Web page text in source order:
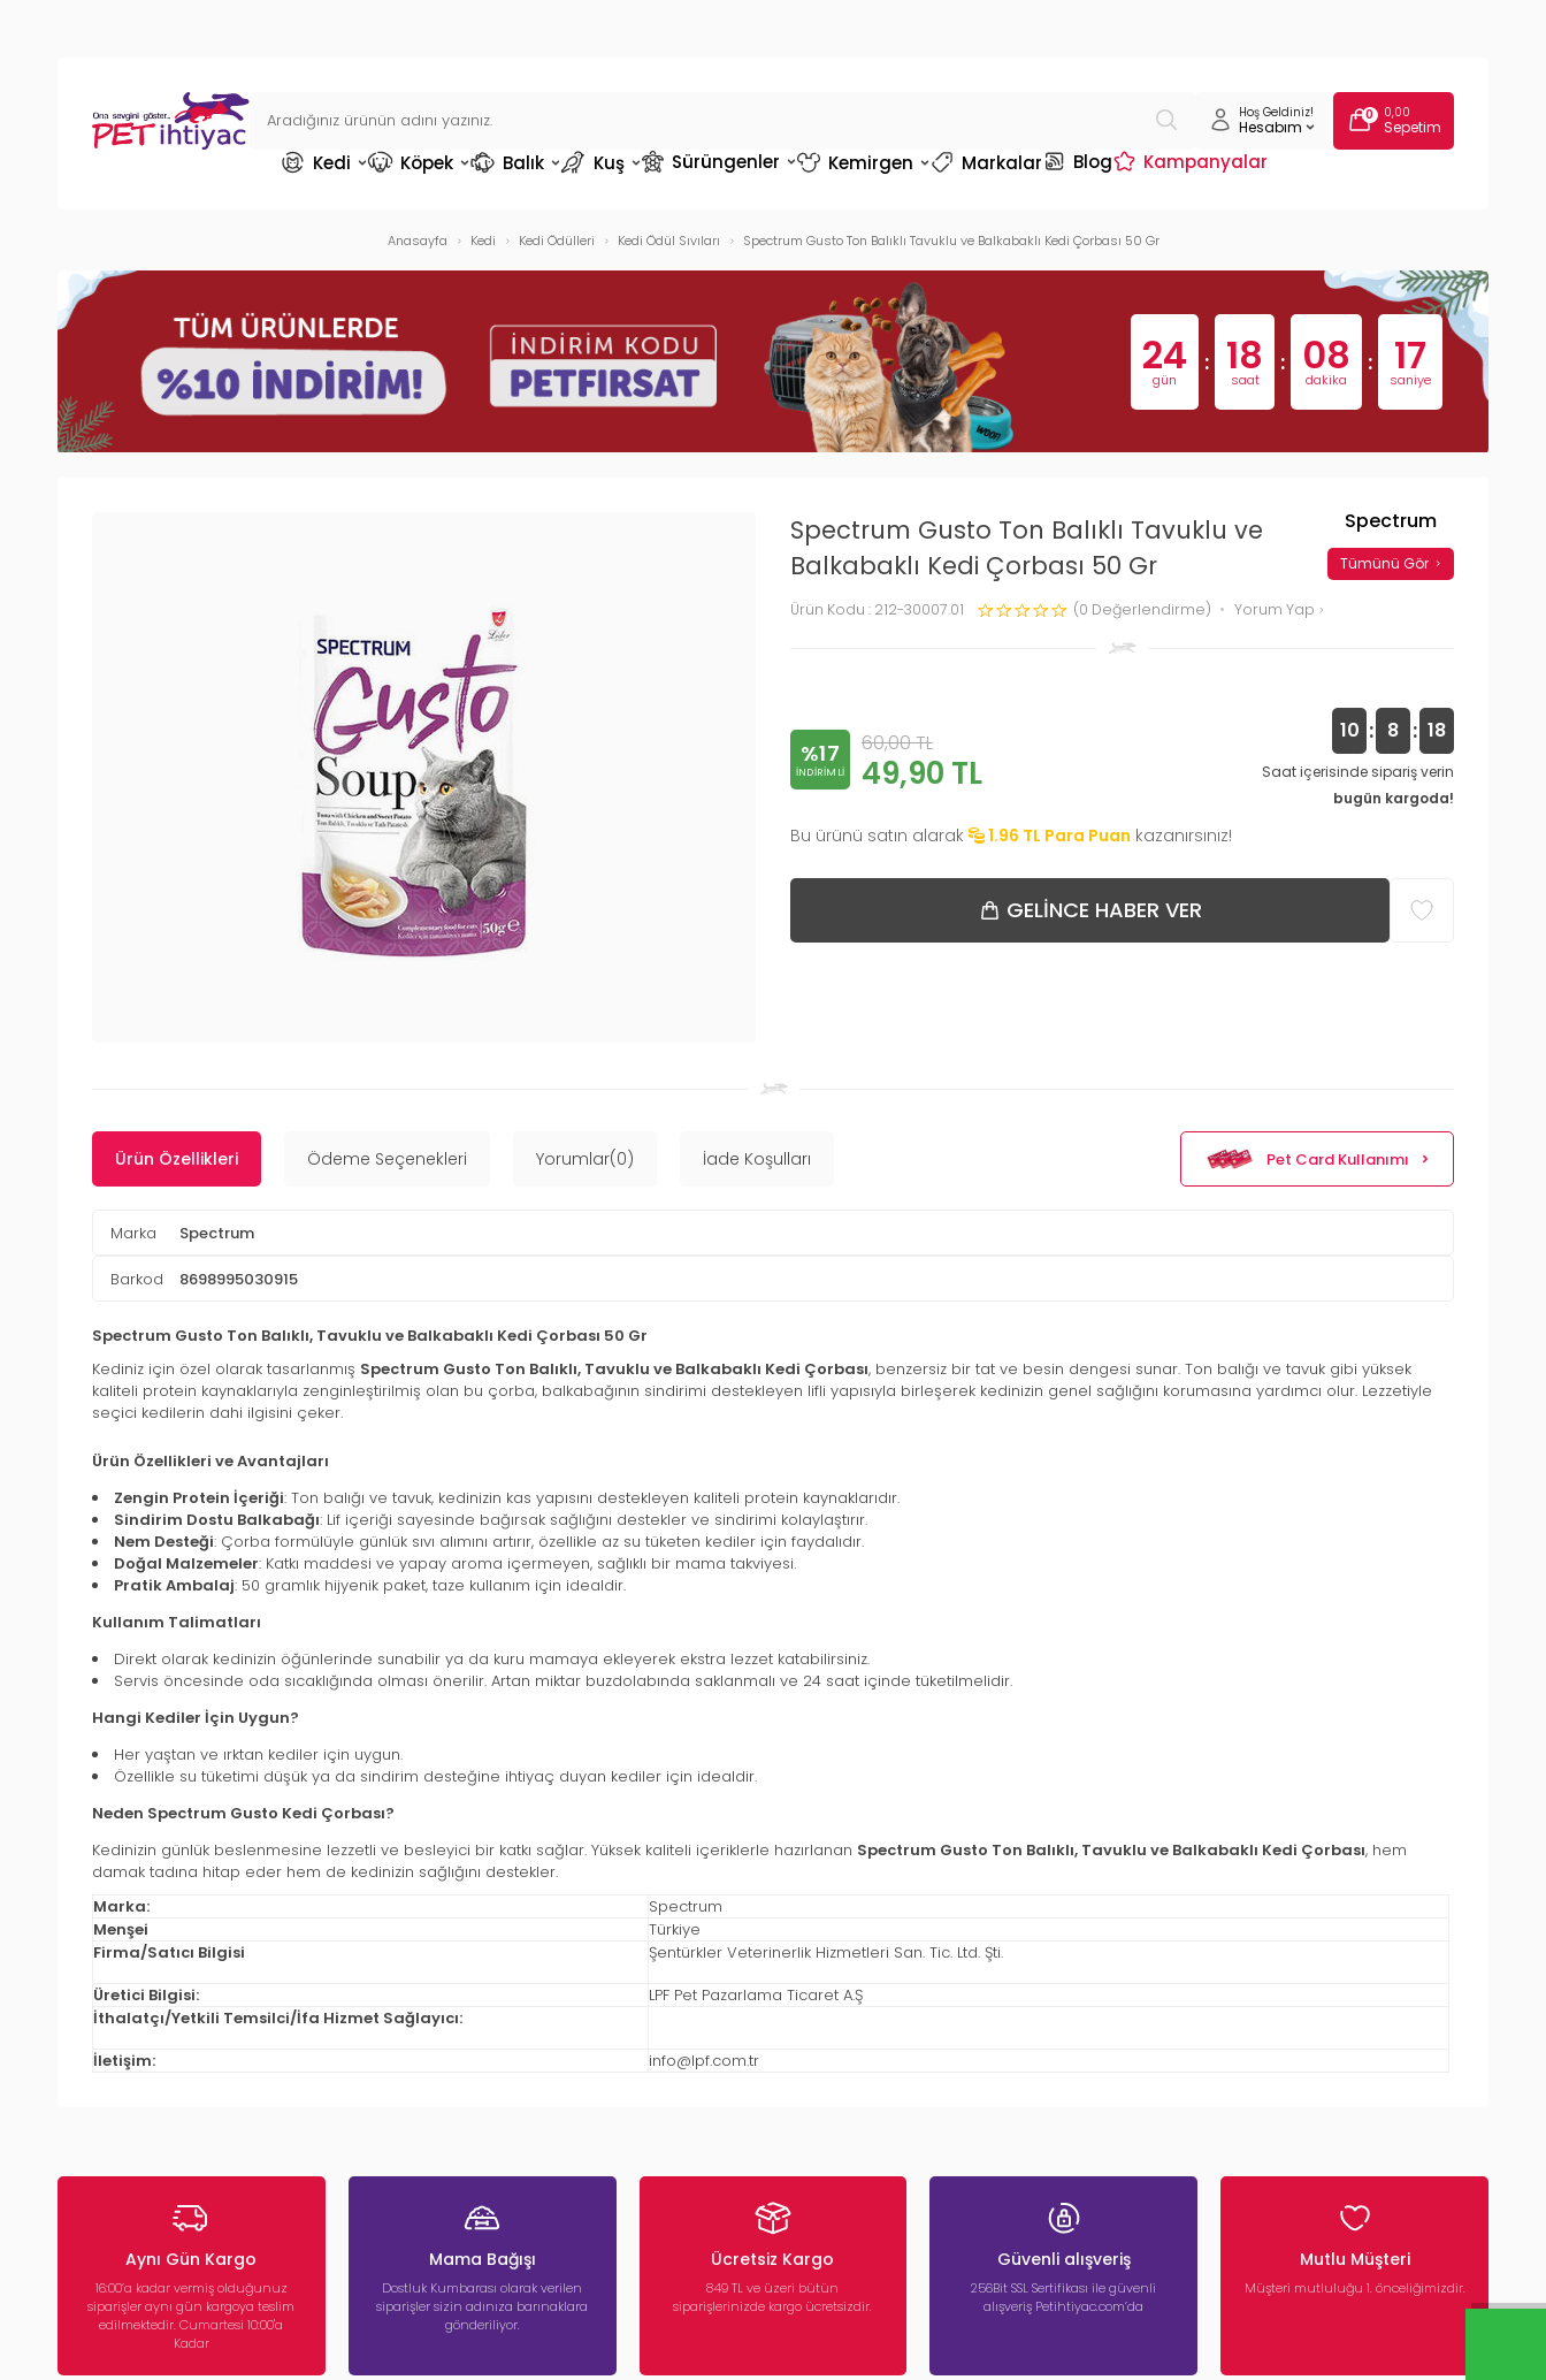
Hoş Geldiniz!
Hesabım
0 0,00
Sepetim
Kedi Köpek Balık Kuş Sürüngenler Kemirgen Markalar Blog Kampanyalar
Anasayfa Kedi Kedi Ödülleri Kedi Ödül Sıvıları Spectrum Gusto Ton Balıklı Tavuklu ve Balkabaklı Kedi Çorbası 50 Gr
24
gün
: 18
saat
: 08
dakika
: 16
saniye
Spectrum Gusto Ton Balıklı Tavuklu ve
Balkabaklı Kedi Çorbası 50 Gr
Ürün Kodu : 212-30007.01 (0 Değerlendirme) Yorum Yap
Spectrum
Tümünü Gör
%17
INDIRIMLI
60,00TL
49,90 TL
10 : 8 : 17
Saat içerisinde sipariş verin
bugün kargoda!
Bu ürünü satın alarak 1.96 TL Para Puan kazanırsınız!
GELINCE HABER VER
Ürün Özellikleri Ödeme Seçenekleri Yorumlar(0) İade Koşulları Pet Card Kullanımı
Marka Spectrum
Barkod 8698995030915
Spectrum Gusto Ton Balıklı, Tavuklu ve Balkabaklı Kedi Çorbası 50 Gr
Kediniz için özel olarak tasarlanmış Spectrum Gusto Ton Balıklı, Tavuklu ve Balkabaklı Kedi Çorbası, benzersiz bir tat ve besin dengesi sunar. Ton balığı ve tavuk gibi yüksek
kaliteli protein kaynaklarıyla zenginleştirilmiş olan bu çorba, balkabağının sindirimi destekleyen lifli yapısıyla birleşerek kedinizin genel sağlığını korumasına yardımcı olur. Lezzetiyle
seçici kedilerin dahi ilgisini çeker.
Ürün Özellikleri ve Avantajları
Zengin Protein İçeriği: Ton balığı ve tavuk, kedinizin kas yapısını destekleyen kaliteli protein kaynaklarıdır.
Sindirim Dostu Balkabağı: Lif içeriği sayesinde bağırsak sağlığını destekler ve sindirimi kolaylaştırır.
Nem Desteği: Çorba formülüyle günlük sıvı alımını artırır, özellikle az su tüketen kediler için faydalıdır.
Doğal Malzemeler: Katkı maddesi ve yapay aroma içermeyen, sağlıklı bir mama takviyesi.
Pratik Ambalaj: 50 gramlık hijyenik paket, taze kullanım için idealdir.
Kullanım Talimatları
Direkt olarak kedinizin öğünlerinde sunabilir ya da kuru mamaya ekleyerek ekstra lezzet katabilirsiniz.
Servis öncesinde oda sıcaklığında olması önerilir. Artan miktar buzdolabında saklanmalı ve 24 saat içinde tüketilmelidir.
Hangi Kediler İçin Uygun?
Her yaştan ve ırktan kediler için uygun.
Özellikle su tüketimi düşük ya da sindirim desteğine ihtiyaç duyan kediler için idealdir.
Neden Spectrum Gusto Kedi Çorbası?
Kedinizin günlük beslenmesine lezzetli ve besleyici bir katkı sağlar. Yüksek kaliteli içeriklerle hazırlanan Spectrum Gusto Ton Balıklı, Tavuklu ve Balkabaklı Kedi Çorbası, hem
damak tadına hitap eder hem de kedinizin sağlığını destekler.
Marka:
Spectrum
Menşei
Türkiye
Firma/Satıcı Bilgisi
Şentürkler Veterinerlik Hizmetleri San. Tic. Ltd. Şti.
Üretici Bilgisi:
LPF Pet Pazarlama Ticaret A.Ş
İthalatçı/Yetkili Temsilci/İfa Hizmet Sağlayıcı:
İletişim:
info@lpf.com.tr
Aynı Gün Kargo
16:00’a kadar vermiş olduğunuz
siparişler aynı gün kargoya teslim
edilmektedir. Cumartesi 10:00'a
Kadar
Mama Bağışı
Dostluk Kumbarası olarak verilen
siparişler sizin adınıza barınaklara
gönderiliyor.
Ücretsiz Kargo
849 TL ve üzeri bütün
siparişlerinizde kargo ücretsizdir.
Güvenli alışveriş
256Bit SSL Sertifikası ile güvenli
alışveriş Petihtiyac.com’da
Mutlu Müşteri
Müşteri mutluluğu 1. önceliğimizdir.